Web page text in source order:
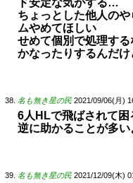
ド安定な気がする…
ちょっとした他人の
ムやめてほしい
せめて個別で処理す
かなったりするんだ
名も無き星の民 2021/09/06(月)
6人HLで飛ばされて困
逆に助かることが多い
名も無き星の民 2021/12/09(木)